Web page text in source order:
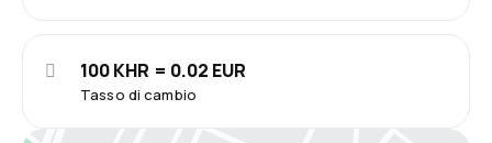
Tasso di cambio
100 KHR = 0.02 EUR